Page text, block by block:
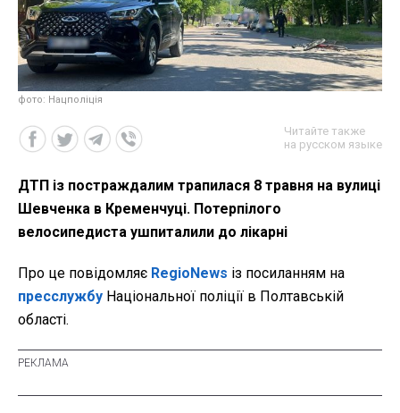
фото: Нацполіція
Читайте также
на русском языке
ДТП із постраждалим трапилася 8 травня на вулиці
Шевченка в Кременчуці. Потерпілого
велосипедиста ушпиталили до лікарні
Про це повідомляє RegioNews із посиланням на
пресслужбу Національної поліції в Полтавській
області.